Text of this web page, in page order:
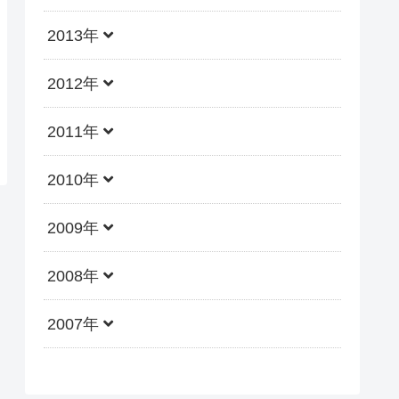
2013年
2012年
2011年
2010年
2009年
2008年
2007年